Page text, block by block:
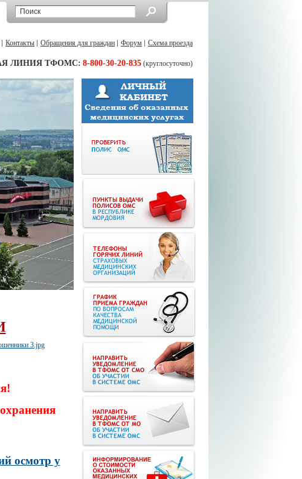
Контакты Обращения для граждан Форум Схема проезда
ЛИНИЯ ТФОМС: 8-800-30-20-835 (круглосуточно)
осмотр у